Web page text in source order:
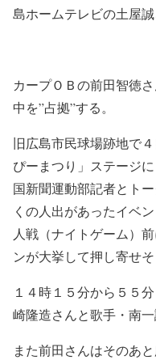
島ホームテレビの土屋
カープＯＢの前田智徳
中を”占拠”する。
旧広島市民球場跡地で
ぴーまつり」ステージ
国新聞運動部記者とト
くの人出があったイベ
人戦（ナイトゲーム）
ンが大挙して押し寄せそ
１４時１５分から５５
崎隆造さんと歌手・南
また前田さんはそのあ